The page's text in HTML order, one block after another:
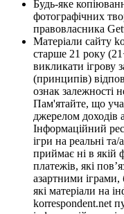
Будь-яке
фотографічних
правовласника
Матеріали сайту
старше 21 року
викликати ігрову
(принципів)
ознак залежності
Пам'ятайте, що
джерелом доходів
Інформаційний
ігри на реальні
приймає ні в якій
платежів, які
азартними іграми,
які матеріали на
korrespondent.net